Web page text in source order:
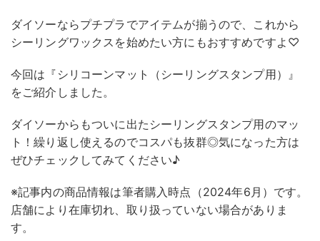
ダイソーならプチプラでアイテムが揃うので、これから
シーリングワックスを始めたい方にもおすすめですよ♡
今回は『シリコーンマット（シーリングスタンプ用）』
をご紹介しました。
ダイソーからもついに出たシーリングスタンプ用のマッ
ト！繰り返し使えるのでコスパも抜群◎気になった方は
ぜひチェックしてみてください♪
※記事内の商品情報は筆者購入時点（2024年6月）です。
店舗により在庫切れ、取り扱っていない場合がありま
す。